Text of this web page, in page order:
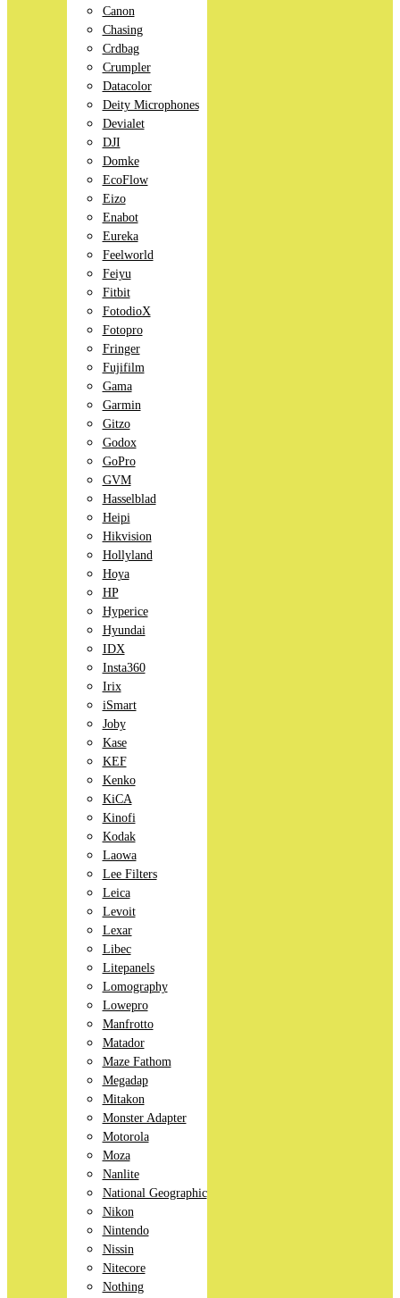
Canon
Chasing
Crdbag
Crumpler
Datacolor
Deity Microphones
Devialet
DJI
Domke
EcoFlow
Eizo
Enabot
Eureka
Feelworld
Feiyu
Fitbit
FotodioX
Fotopro
Fringer
Fujifilm
Gama
Garmin
Gitzo
Godox
GoPro
GVM
Hasselblad
Heipi
Hikvision
Hollyland
Hoya
HP
Hyperice
Hyundai
IDX
Insta360
Irix
iSmart
Joby
Kase
KEF
Kenko
KiCA
Kinofi
Kodak
Laowa
Lee Filters
Leica
Levoit
Lexar
Libec
Litepanels
Lomography
Lowepro
Manfrotto
Matador
Maze Fathom
Megadap
Mitakon
Monster Adapter
Motorola
Moza
Nanlite
National Geographic
Nikon
Nintendo
Nissin
Nitecore
Nothing